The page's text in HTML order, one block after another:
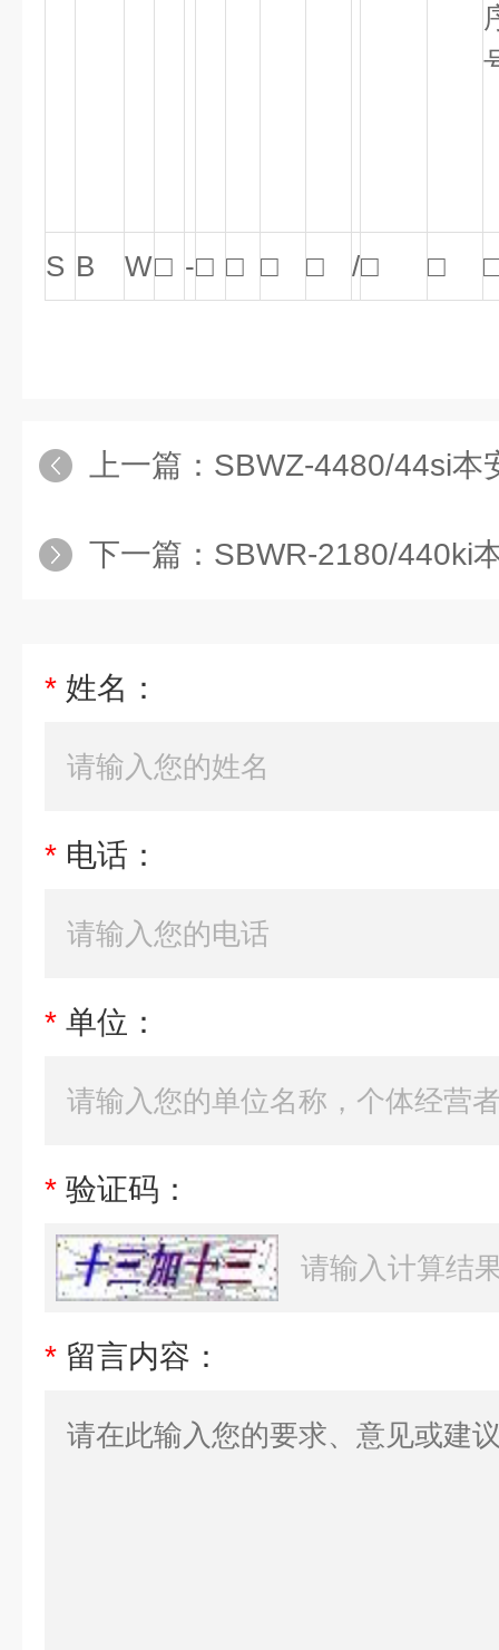
S B W□ -□ □ □ □ /□ □
上一篇： SBWZ-4480/44si本
下一篇： SBWR-2180/440ki本安
* 姓名：
* 电话：
* 单位：
* 验证码：
* 留言内容：